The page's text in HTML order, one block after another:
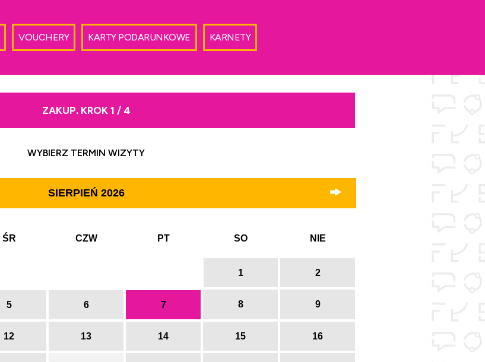
VOUCHERY KARTY PODARUNKOWE KARNETY
ZAKUP. KROK 1 / 4
WYBIERZ TERMIN WIZYTY
SIERPIEŃ 2026
ŚR CZW PT SO NIE
1 2
5 6 7 8 9
12 13 14 15 16